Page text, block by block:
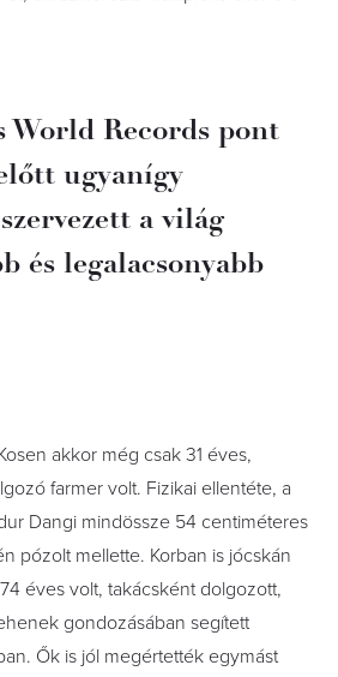
World Records pont
ugyanígy
a világ
és legalacsonyabb
akkor még csak 31 éves,
farmer volt. Fizikai ellentéte, a
Dangi mindössze 54 centiméteres
pózolt mellette. Korban is jócskán
éves volt, takácsként dolgozott,
gondozásában segített
Ők is jól megértették egymást